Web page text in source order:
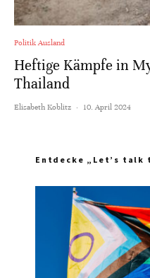
Politik Ausland
Heftige Kämpfe in
Thailand
Elisabeth Koblitz · 10. April 2024
Entdecke „Let’s talk